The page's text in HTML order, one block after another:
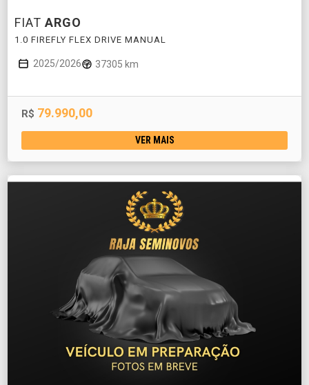
FIAT ARGO
1.0 FIREFLY FLEX DRIVE MANUAL
2025/2026 37305 km
R$ 79.990,00
VER MAIS